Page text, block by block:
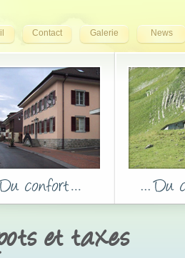
Contact Galerie News
et taxes